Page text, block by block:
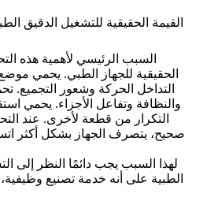
السبب الرئيسي لأهمية هذه
الحقيقية للجهاز الطبي. يحمي
التداخل الحركة وشعور التجميع.
والنظافة وتفاعل الأجزاء. يحمي
التكرار من قطعة لأخرى. عند
صحيح، يتصرف الجهاز بشكل أكثر
لهذا السبب يجب دائمًا النظر إلى
الطبية على أنه خدمة تصنيع